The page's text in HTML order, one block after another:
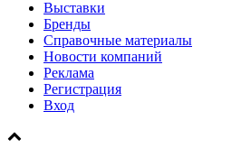
Выставки
Бренды
Справочные материалы
Новости компаний
Реклама
Регистрация
Вход